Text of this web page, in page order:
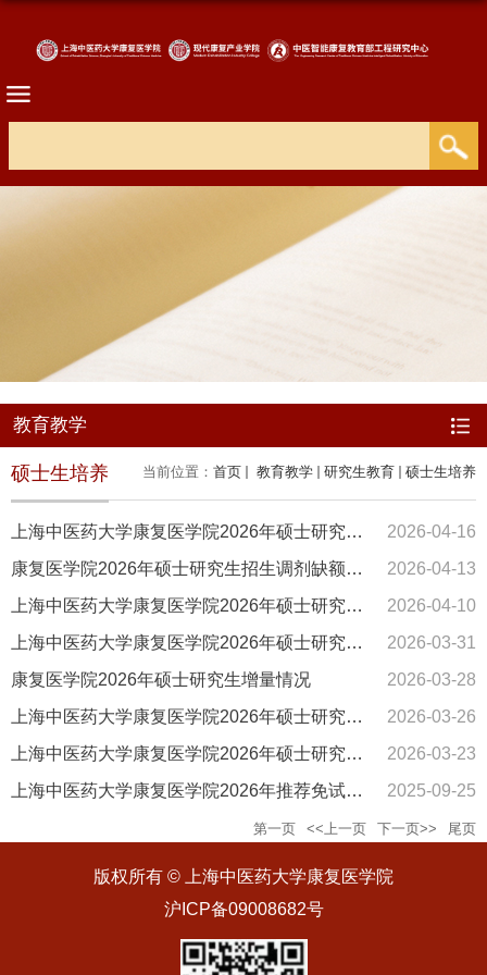
教育教学
当前位置： 首页 教育教学 研究生教育 硕士生培养
硕士生培养
上海中医药大学康复医学院2026年硕士研究生复试合格名单公示（第四批）
2026-04-16
康复医学院2026年硕士研究生招生调剂缺额情况（第二批）
2026-04-13
上海中医药大学康复医学院2026年硕士研究生复试合格名单公示（第三批）
2026-04-10
上海中医药大学康复医学院2026年硕士研究生复试合格名单公示（第二批）
2026-03-31
康复医学院2026年硕士研究生增量情况
2026-03-28
上海中医药大学康复医学院2026年硕士研究生复试合格名单公示（第一批）
2026-03-26
上海中医药大学康复医学院2026年硕士研究生招生复试工作办法
2026-03-23
上海中医药大学康复医学院2026年推荐免试攻读硕士研究生招生复试工作办法
2025-09-25
第一页 <<上一页 下一页>> 尾页
版权所有 © 上海中医药大学康复医学院
沪ICP备09008682号